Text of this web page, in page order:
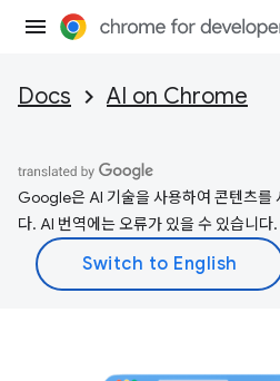
Docs AI on Chrome
Google은 AI 기술을 사용하여 콘텐츠를
다. AI 번역에는 오류가 있을 수 있습니다.